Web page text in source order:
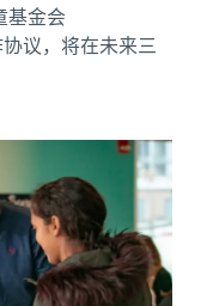
基金会
协议，将在未来三